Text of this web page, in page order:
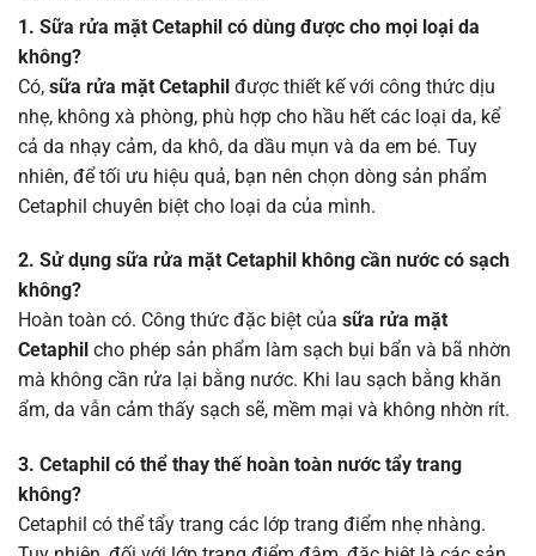
1. Sữa rửa mặt Cetaphil có dùng được cho mọi loại da
không?
Có, sữa rửa mặt Cetaphil được thiết kế với công thức dịu
nhẹ, không xà phòng, phù hợp cho hầu hết các loại da, kể
cả da nhạy cảm, da khô, da dầu mụn và da em bé. Tuy
nhiên, để tối ưu hiệu quả, bạn nên chọn dòng sản phẩm
Cetaphil chuyên biệt cho loại da của mình.
2. Sử dụng sữa rửa mặt Cetaphil không cần nước có sạch
không?
Hoàn toàn có. Công thức đặc biệt của sữa rửa mặt
Cetaphil cho phép sản phẩm làm sạch bụi bẩn và bã nhờn
mà không cần rửa lại bằng nước. Khi lau sạch bằng khăn
ẩm, da vẫn cảm thấy sạch sẽ, mềm mại và không nhờn rít.
3. Cetaphil có thể thay thế hoàn toàn nước tẩy trang
không?
Cetaphil có thể tẩy trang các lớp trang điểm nhẹ nhàng.